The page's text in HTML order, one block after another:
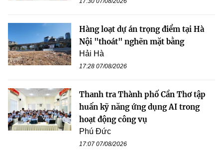
Hàng loạt dự án trọng điểm tại Hà
Nội "thoát" nghẽn mặt bằng
Hải Hà
17:28 07/08/2026
Thanh tra Thành phố Cần Thơ tập
huấn kỹ năng ứng dụng AI trong
hoạt động công vụ
Phú Đức
17:07 07/08/2026